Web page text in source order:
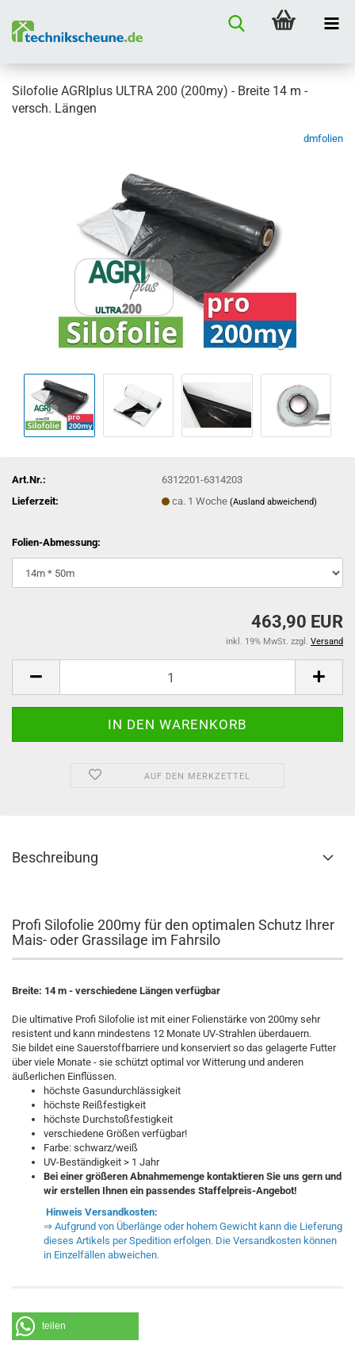
Silofolie AGRIplus ULTRA 200 (200my) - Breite 14 m -
versch. Längen
dmfolien
Art.Nr.:
6312201-6314203
Lieferzeit:
ca. 1 Woche(Ausland abweichend)
Folien-Abmessung:
463,90 EUR
inkl. 19% MwSt. zzgl. Versand
AUF DEN MERKZETTEL
Beschreibung
Profi Silofolie 200my für den optimalen Schutz Ihrer
Mais- oder Grassilage im Fahrsilo
Breite: 14 m - verschiedene Längen verfügbar
Die ultimative Profi Silofolie ist mit einer Folienstärke von 200my sehr
resistent und kann mindestens 12 Monate UV-Strahlen überdauern.
Sie bildet eine Sauerstoffbarriere und konserviert so das gelagerte Futter
über viele Monate - sie schützt optimal vor Witterung und anderen
äußerlichen Einflüssen.
höchste Gasundurchlässigkeit
höchste Reißfestigkeit
höchste Durchstoßfestigkeit
verschiedene Größen verfügbar!
Farbe: schwarz/weiß
UV-Beständigkeit > 1 Jahr
Bei einer größeren Abnahmemenge kontaktieren Sie uns gern und
wir erstellen Ihnen ein passendes Staffelpreis-Angebot!
Hinweis Versandkosten:
⇒ Aufgrund von Überlänge oder hohem Gewicht kann die Lieferung
dieses Artikels per Spedition erfolgen. Die Versandkosten können
in Einzelfällen abweichen.
teilen